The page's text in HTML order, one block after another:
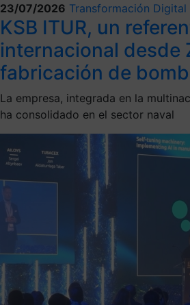
23/07/2026 Transformación Digital
KSB ITUR, un
internacional desde
fabricación de
La empresa, integrada en la
ha consolidado en el sector naval